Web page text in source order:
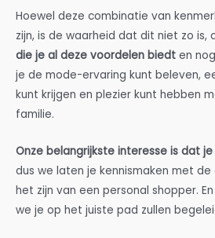
Hoewel deze combinatie van
zijn, is de waarheid dat dit niet zo is,
die je al deze voordelen biedt en
je de mode-ervaring kunt beleven,
kunt krijgen en plezier kunt hebben
familie.
Onze belangrijkste interesse is dat
dus we laten je kennismaken met
het zijn van een personal shopper.
we je op het juiste pad zullen